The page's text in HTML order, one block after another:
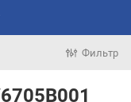
Фильтр